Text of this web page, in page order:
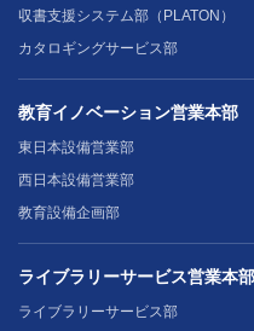
収書支援システム部（PLATON）
カタロギングサービス部
教育イノベーション営業本部
東日本設備営業部
西日本設備営業部
教育設備企画部
ライブラリーサービス営業本部
ライブラリーサービス部